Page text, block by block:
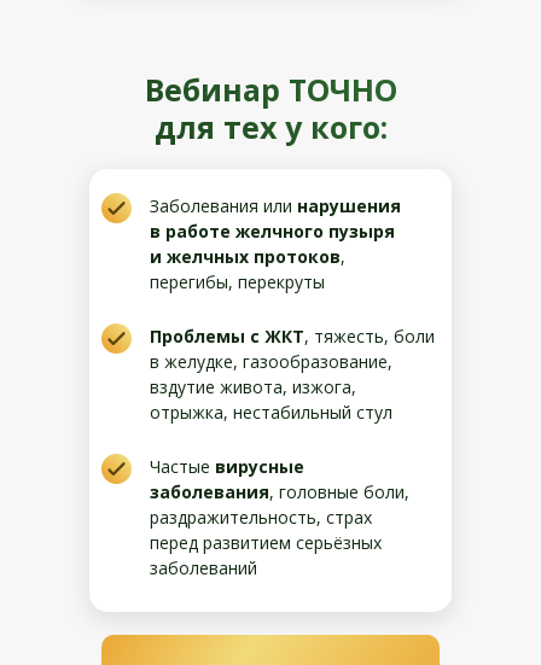
Вебинар ТОЧНО
для тех у кого:
Проблемы с ЖКТ, тяжесть, боли
в желудке, газообразование,
вздутие живота, изжога,
отрыжка, нестабильный стул
Частые вирусные
заболевания, головные боли,
раздражительность, страх
перед развитием серьёзных
заболеваний
Заболевания или нарушения
в работе желчного пузыря
и желчных протоков,
перегибы, перекруты